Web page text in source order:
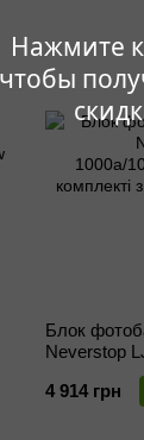
Нажмите
чтобы
Блок
Neverstop
1000a/
комплекті
4 914 грн